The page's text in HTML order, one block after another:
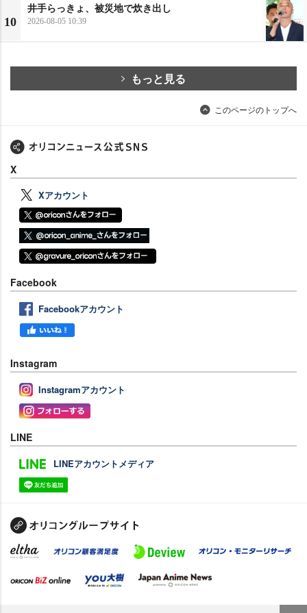
10
井手らっきょ、被災地で炊き出し
2026-08-05 10:39
もっと見る
このページのトップへ
X
Xアカウント
Facebook
Facebookアカウント
Instagram
Instagramアカウント
LINE
LINEアカウントメディア